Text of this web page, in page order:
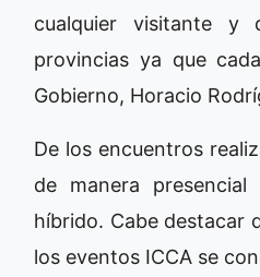
cualquier visitante y
provincias ya que
Gobierno, Horacio
De los encuentros
de manera
híbrido. Cabe destacar
los eventos ICCA se